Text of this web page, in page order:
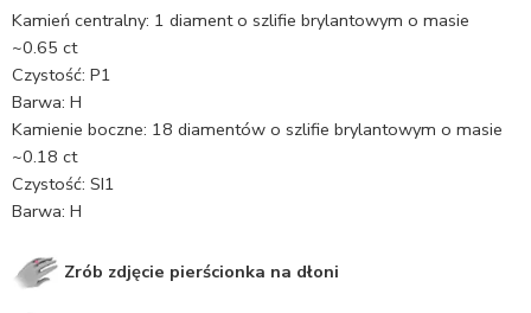
Kamień centralny: 1 diament o szlifie brylantowym o masie
~0.65 ct
Czystość: P1
Barwa: H
Kamienie boczne: 18 diamentów o szlifie brylantowym o masie
~0.18 ct
Czystość: SI1
Barwa: H
Zrób zdjęcie pierścionka na dłoni